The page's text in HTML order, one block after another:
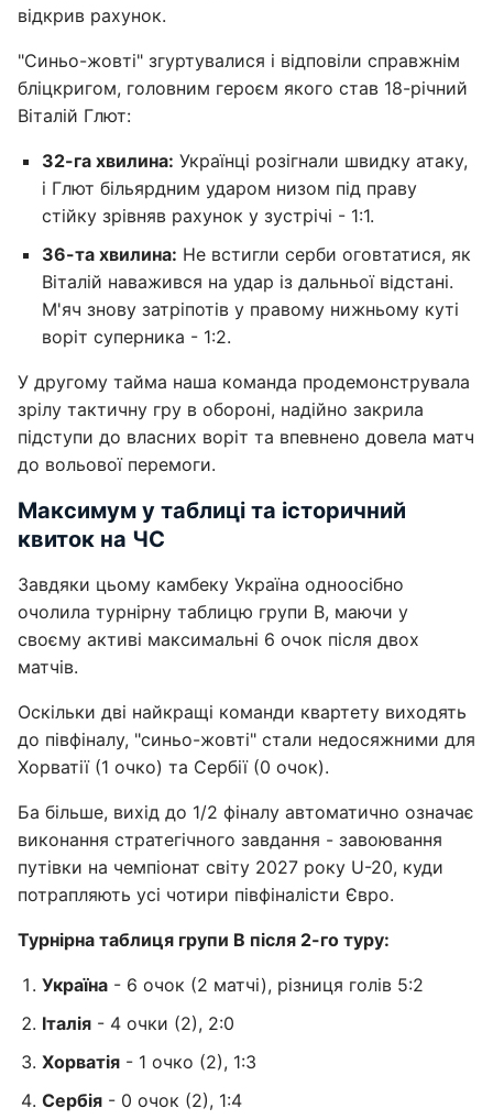
відкрив рахунок.
"Синьо-жовті" згуртувалися і відповіли справжнім
бліцкригом, головним героєм якого став 18-річний
Віталій Глют:
32-га хвилина: Українці розігнали швидку атаку,
і Глют більярдним ударом низом під праву
стійку зрівняв рахунок у зустрічі - 1:1.
36-та хвилина: Не встигли серби оговтатися, як
Віталій наважився на удар із дальньої відстані.
М'яч знову затріпотів у правому нижньому куті
воріт суперника - 1:2.
У другому тайма наша команда продемонструвала
зрілу тактичну гру в обороні, надійно закрила
підступи до власних воріт та впевнено довела матч
до вольової перемоги.
Максимум у таблиці та історичний
квиток на ЧС
Завдяки цьому камбеку Україна одноосібно
очолила турнірну таблицю групи B, маючи у
своєму активі максимальні 6 очок після двох
матчів.
Оскільки дві найкращі команди квартету виходять
до півфіналу, "синьо-жовті" стали недосяжними для
Хорватії (1 очко) та Сербії (0 очок).
Ба більше, вихід до 1/2 фіналу автоматично означає
виконання стратегічного завдання - завоювання
путівки на чемпіонат світу 2027 року U-20, куди
потрапляють усі чотири півфіналісти Євро.
Турнірна таблиця групи B після 2-го туру:
Україна - 6 очок (2 матчі), різниця голів 5:2
Італія - 4 очки (2), 2:0
Хорватія - 1 очко (2), 1:3
Сербія - 0 очок (2), 1:4